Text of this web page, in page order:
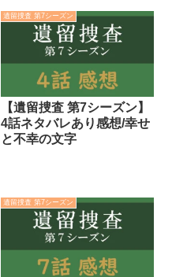
遺留捜査 第7シーズン
【遺留捜査 第7シーズン】
4話ネタバレあり感想/幸せ
と不幸の文字
遺留捜査 第7シーズン